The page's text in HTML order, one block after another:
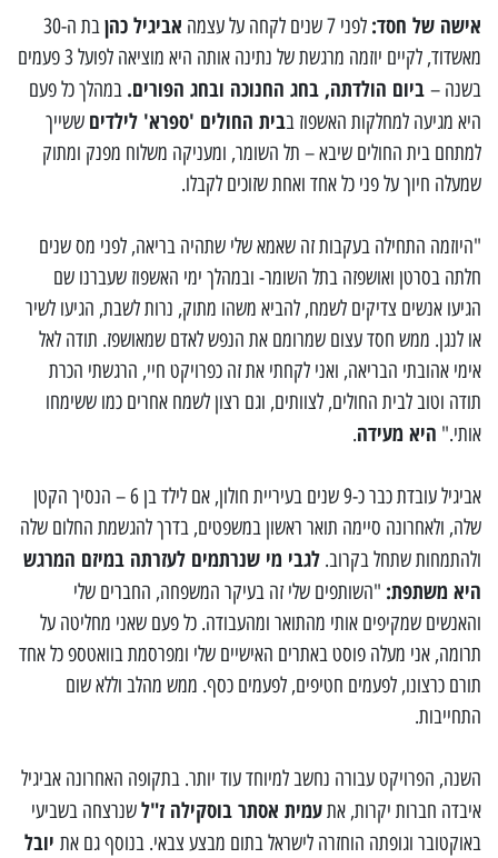
אישה של חסד: לפני 7 שנים לקחה על עצמה אביגיל כהן
בת ה-30
מאשדוד, לקיים יוזמה מרגשת של נתינה אותה היא מוציאה לפועל 3 פעמים
בשנה – ביום הולדתה, בחג החנוכה ובחג הפורים. במהלך כל פעם
היא מגיעה למחלקות האשפוז בבית החולים 'ספרא' לילדים ששייך
למתחם בית החולים שיבא – תל השומר, ומעניקה משלוח מפנק ומתוק
שמעלה חיוך על פני כל אחד ואחת שזוכים לקבלו.
"היוזמה התחילה בעקבות זה שאמא שלי שתהיה בריאה, לפני מס שנים
חלתה בסרטן ואושפזה בתל השומר- ובמהלך ימי האשפוז שעברנו שם
הגיעו אנשים צדיקים לשמח, להביא משהו מתוק, נרות לשבת, הגיעו לשיר
או לנגן. ממש חסד עצום שמרומם את הנפש לאדם שמאושפז. תודה לאל
אימי אהובתי הבריאה, ואני לקחתי את זה כפרויקט חיי, הרגשתי הכרת
תודה וטוב לבית החולים, לצוותים, וגם רצון לשמח אחרים כמו ששימחו
אותי." היא מעידה.
אביגיל עובדת כבר כ-9 שנים בעיריית חולון, אם לילד בן 6 – הנסיך הקטן
שלה, ולאחרונה סיימה תואר ראשון במשפטים, בדרך להגשמת החלום שלה
ולהתמחות שתחל בקרוב. לגבי מי שנרתמים לעזרתה במיזם המרגש
היא משתפת: "השותפים שלי זה בעיקר המשפחה, החברים שלי
והאנשים שמקיפים אותי מהתואר ומהעבודה. כל פעם שאני מחליטה על
תרומה, אני מעלה פוסט באתרים האישיים שלי ומפרסמת בוואטספ כל אחד
תורם כרצונו, לפעמים חטיפים, לפעמים כסף. ממש מהלב וללא שום
התחייבות.
השנה, הפרויקט עבורה נחשב למיוחד עוד יותר. בתקופה האחרונה אביגיל
איבדה חברות יקרות, אתעמית אסתר בוסקילה ז"לשנרצחה בשביעי
באוקטובר וגופתה הוחזרה לישראל בתום מבצע צבאי. בנוסף גם את יובל